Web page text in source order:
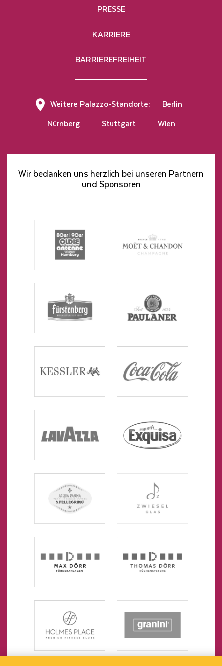
PRESSE
KARRIERE
BARRIEREFREIHEIT
Weitere Palazzo-Standorte:
Berlin
Nürnberg
Stuttgart Wien
Wir bedanken uns herzlich bei unseren Partnern
und Sponsoren